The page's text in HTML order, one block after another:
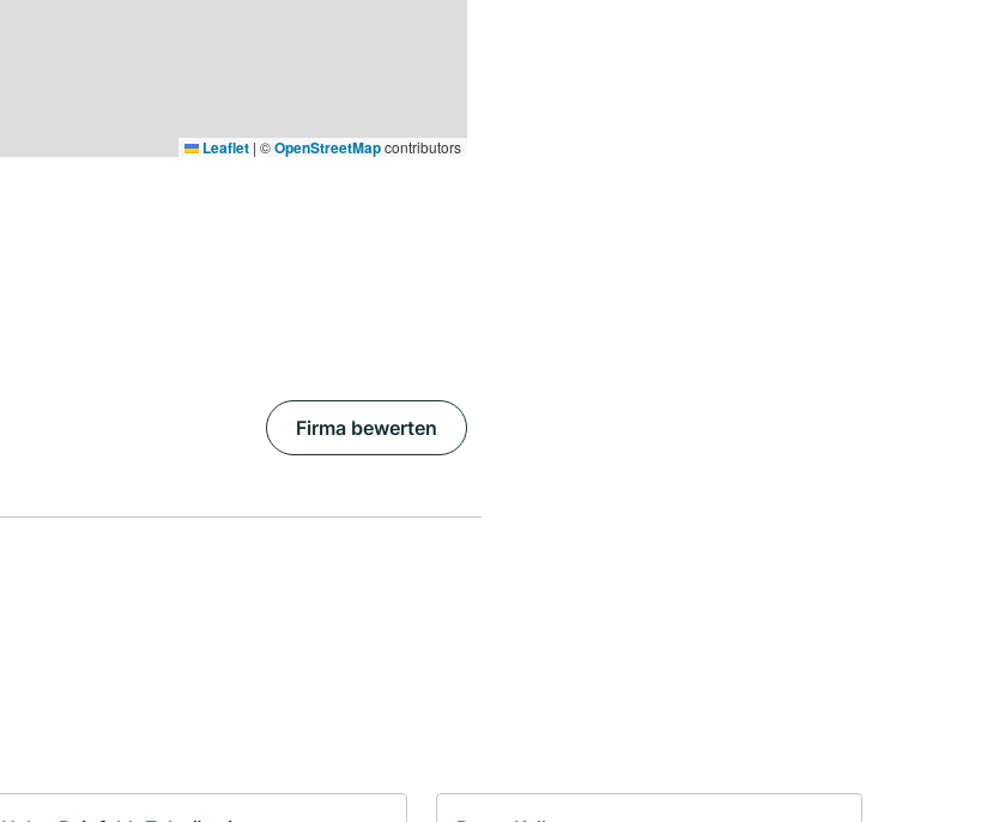
Leaflet | ©OpenStreetMapcontributors
Firma bewerten